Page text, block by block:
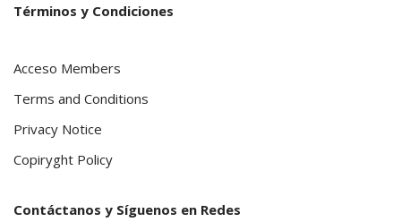
Términos y Condiciones
Acceso Members
Terms and Conditions
Privacy Notice
Copiryght Policy
Contáctanos y Síguenos en Redes